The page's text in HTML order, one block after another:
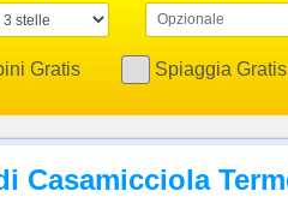
Gratis Spiaggia Gratis
Casamicciola